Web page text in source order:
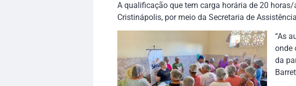
A qualificação que tem carga horária de 20
Cristinápolis, por meio da Secretaria de
“As
onde
da